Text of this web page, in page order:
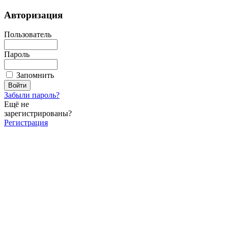
Авторизация
Пользователь
Пароль
Запомнить
Забыли пароль?
Ещё не
зарегистрированы?
Регистрация